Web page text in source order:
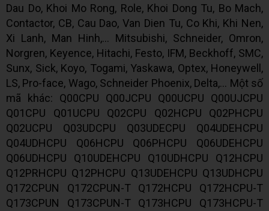
Dau Do, Khoi Mo Rong, Role, Khoi Dong Tu, Bo Mach,
Contactor, CB, Cau Dao, Van Dien Tu, Co Khi, Khi Nen,
Xi Lanh, Man Hinh,... Mitsubishi, Schneider, Omron,
Norgren, Keyence, Hitachi, Festo, IFM, Beckhoff, SMC,
Sunx, Sick, Koyo, Togami, Yaskawa, Optex, Honeywell,
LS, Pro-face, Wago, Schneider Phoenix, Delta,... Một số
mã khác: Q00CPU Q00JCPU Q00UCPU Q00UJCPU
Q01CPU Q01UCPU Q02CPU Q02HCPU Q02PHCPU
Q02UCPU Q03UDCPU Q03UDECPU Q04UDEHCPU
Q04UDHCPU Q06HCPU Q06PHCPU Q06UDEHCPU
Q06UDHCPU Q10UDEHCPU Q10UDHCPU Q12HCPU
Q12PRHCPU Q12PHCPU Q13UDEHCPU Q13UDHCPU
Q172CPUN Q172CPUN-T Q172HCPU Q172HCPU-T
Q173CPUN Q173CPUN-T Q173HCPU Q173HCPU-T